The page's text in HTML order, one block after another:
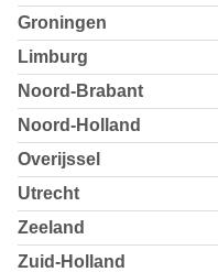
Groningen
Limburg
Noord-Brabant
Noord-Holland
Overijssel
Utrecht
Zeeland
Zuid-Holland